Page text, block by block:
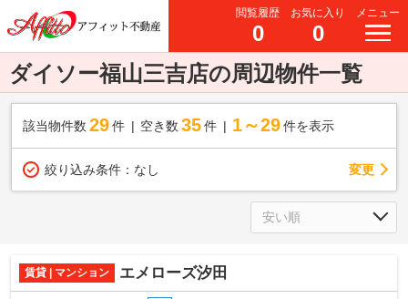
閲覧履歴
0
お気に入り
0
メニュー
ダイソー福山三吉店の周辺物件一覧
該当物件数 29件 空き数 35 件 1～29 件を表示
絞り込み条件： なし 変更
賃貸 | マンション エメローズ汐田